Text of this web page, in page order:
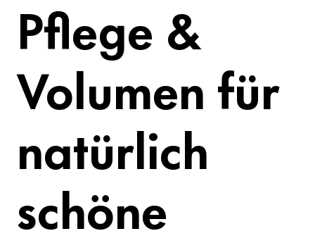
Pflege &
Volumen für
natürlich
schöne